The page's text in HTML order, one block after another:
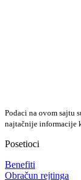
Podaci na ovom sajtu
najtačnije informacije
Posetioci
Benefiti
Obračun rejtinga